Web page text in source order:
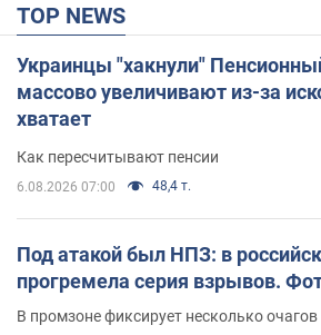
TOP NEWS
Украинцы "хакнули"
массово увеличивают из-за
хватает
Как пересчитывают пенсии
6.08.2026 07:00 48,4 т.
Под атакой был НПЗ: в
прогремела серия взрывов.
В промзоне фиксирует несколько